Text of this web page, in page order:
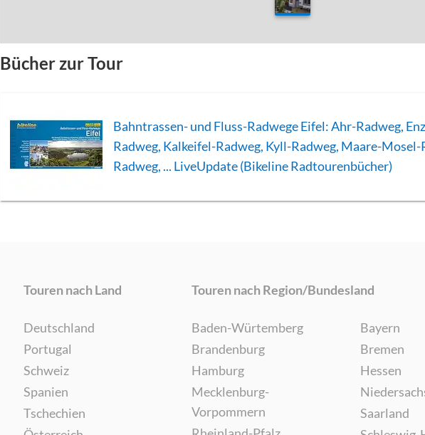
120
Bücher zur Tour
Bahntrassen- und Fluss-Radwege Eifel: Ahr-Radweg,
Radweg, Kalkeifel-Radweg, Kyll-Radweg, Maare-Mosel-
Radweg, ... LiveUpdate (Bikeline Radtourenbücher)
Touren nach Land
Deutschland
Portugal
Schweiz
Spanien
Tschechien
Touren nach Region/Bundesland
Baden-Würtemberg
Brandenburg
Hamburg
Mecklenburg-
Vorpommern
Bayern
Bremen
Hessen
Saarland